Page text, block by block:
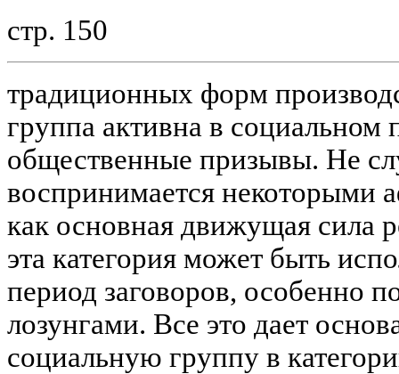
стр. 150
традиционных форм
группа активна в социальном
общественные призывы. Не
воспринимается некоторыми
как основная движущая сила
эта категория может быть
период заговоров, особенно
лозунгами. Все это дает
социальную группу в